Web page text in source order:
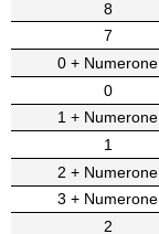
8
7
0 + Numerone
0
1 + Numerone
1
2 + Numerone
3 + Numerone
2